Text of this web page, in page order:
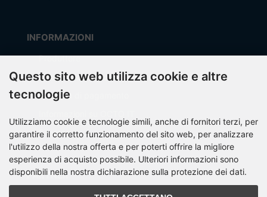
INFORMAZIONI
Produttore
Spese di spedizione
Modalità di pagamento
Sitemap
PARTNER
Questo sito web utilizza cookie e altre
tecnologie
Utilizziamo cookie e tecnologie simili, anche di fornitori terzi, per
garantire il corretto funzionamento del sito web, per analizzare
l'utilizzo della nostra offerta e per poterti offrire la migliore
esperienza di acquisto possibile. Ulteriori informazioni sono
disponibili nella nostra dichiarazione sulla protezione dei dati.